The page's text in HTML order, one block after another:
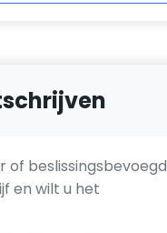
of beslissingsbevoegd
en wilt u het